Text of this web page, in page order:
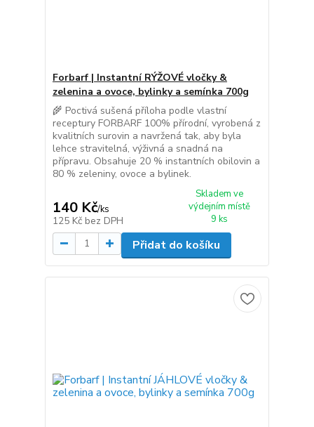
Forbarf | Instantní RÝŽOVÉ vločky &
zelenina a ovoce, bylinky a semínka 700g
🌾 Poctivá sušená příloha podle vlastní
receptury FORBARF 100% přírodní, vyrobená z
kvalitních surovin a navržená tak, aby byla
lehce stravitelná, výživná a snadná na
přípravu. Obsahuje 20 % instantních obilovin a
80 % zeleniny, ovoce a bylinek.
140 Kč/ks
125 Kč bez DPH
Skladem ve
výdejním místě
9 ks
Přidat do košíku